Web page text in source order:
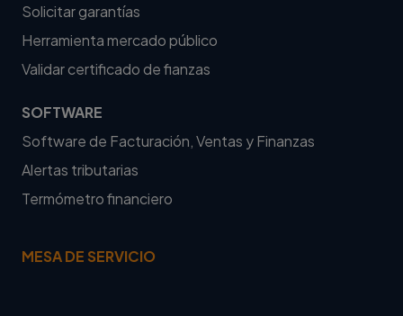
Solicitar garantías
Herramienta mercado público
Validar certificado de fianzas
SOFTWARE
Software de Facturación, Ventas y Finanzas
Alertas tributarias
Termómetro financiero
MESA DE SERVICIO